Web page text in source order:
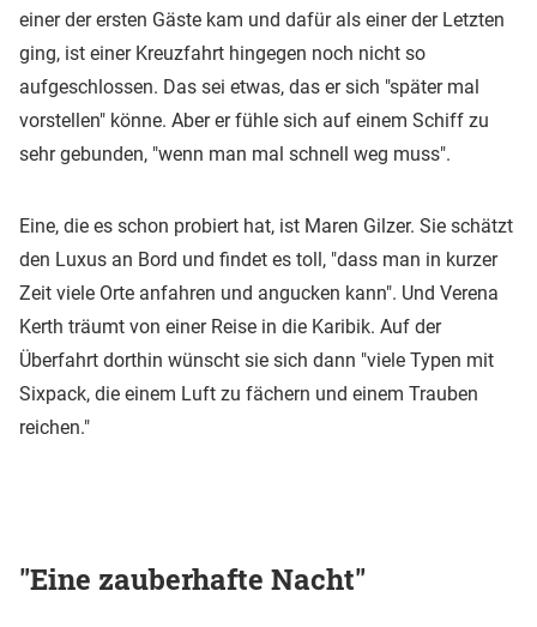
einer der ersten Gäste kam und dafür als einer der Letzten
ging, ist einer Kreuzfahrt hingegen noch nicht so
aufgeschlossen. Das sei etwas, das er sich "später mal
vorstellen" könne. Aber er fühle sich auf einem Schiff zu
sehr gebunden, "wenn man mal schnell weg muss".
Eine, die es schon probiert hat, ist Maren Gilzer. Sie schätzt
den Luxus an Bord und findet es toll, "dass man in kurzer
Zeit viele Orte anfahren und angucken kann". Und Verena
Kerth träumt von einer Reise in die Karibik. Auf der
Überfahrt dorthin wünscht sie sich dann "viele Typen mit
Sixpack, die einem Luft zu fächern und einem Trauben
reichen."
"Eine zauberhafte Nacht"